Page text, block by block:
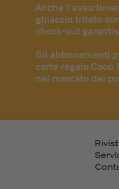
Anche
ghiaccio tritato
check-out
Gli abbonamenti
carte regalo
nel mercato dei